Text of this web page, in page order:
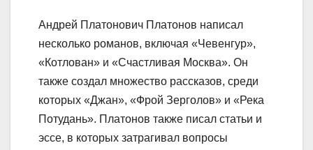
Андрей Платонович Платонов написал
несколько романов, включая «Чевенгур»,
«Котлован» и «Счастливая Москва». Он
также создал множество рассказов, среди
которых «Джан», «Фрой Зерголов» и «Река
Потудань». Платонов также писал статьи и
эссе, в которых затрагивал вопросы